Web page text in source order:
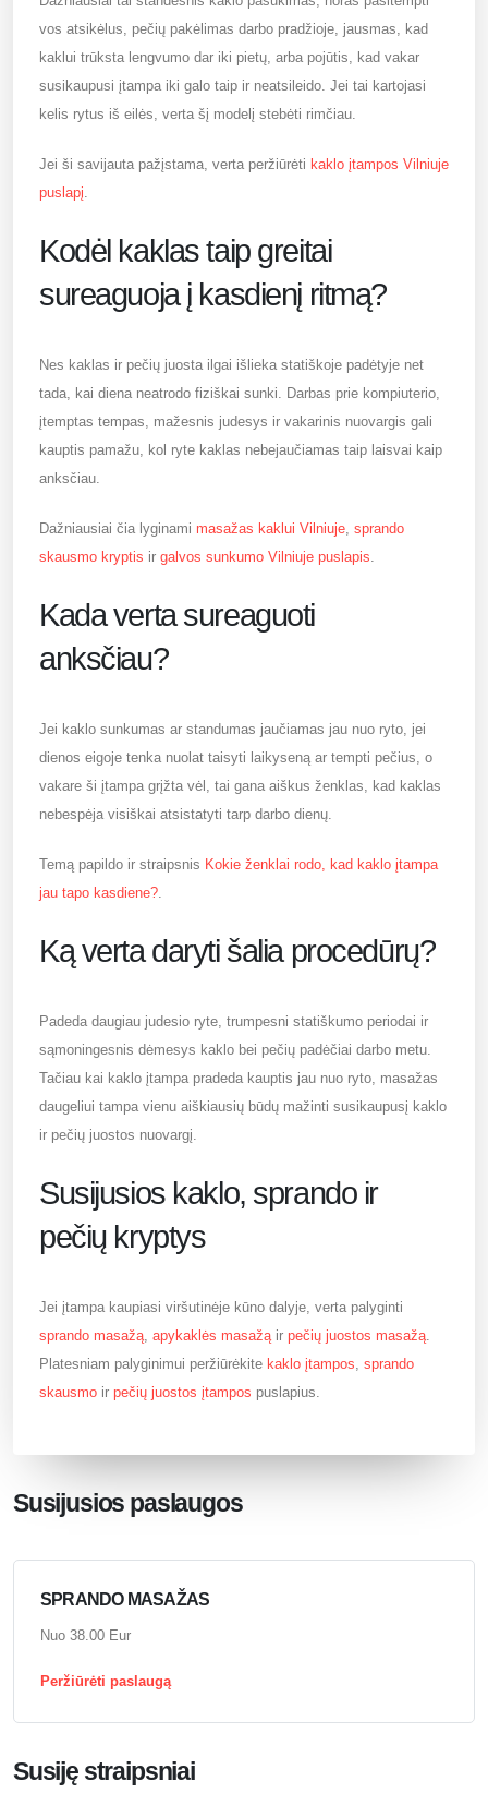
vos atsikėlus, pečių pakėlimas darbo pradžioje, jausmas, kad
kaklui trūksta lengvumo dar iki pietų, arba pojūtis, kad vakar
susikaupusi įtampa iki galo taip ir neatsileido. Jei tai kartojasi
kelis rytus iš eilės, verta šį modelį stebėti rimčiau.
Jei ši savijauta pažįstama, verta peržiūrėti kaklo įtampos Vilniuje
puslapį
Kodėl kaklas taip greitai
sureaguoja į kasdienį ritmą?
Nes kaklas ir pečių juosta ilgai išlieka statiškoje padėtyje net
tada, kai diena neatrodo fiziškai sunki. Darbas prie kompiuterio,
įtemptas tempas, mažesnis judesys ir vakarinis nuovargis gali
kauptis pamažu, kol ryte kaklas nebejaučiamas taip laisvai kaip
anksčiau.
Dažniausiai čia lyginami masažas kaklui Vilniuje sprando
skausmo kryptis ir galvos sunkumo Vilniuje puslapis
Kada verta sureaguoti
anksčiau?
Jei kaklo sunkumas ar standumas jaučiamas jau nuo ryto, jei
dienos eigoje tenka nuolat taisyti laikyseną ar tempti pečius, o
vakare ši įtampa grįžta vėl, tai gana aiškus ženklas, kad kaklas
nebespėja visiškai atsistatyti tarp darbo dienų.
Temą papildo ir straipsnis Kokie ženklai rodo, kad kaklo įtampa
jau tapo kasdiene?
Ką verta daryti šalia procedūrų?
Padeda daugiau judesio ryte, trumpesni statiškumo periodai ir
sąmoningesnis dėmesys kaklo bei pečių padėčiai darbo metu.
Tačiau kai kaklo įtampa pradeda kauptis jau nuo ryto, masažas
daugeliui tampa vienu aiškiausių būdų mažinti susikaupusį kaklo
ir pečių juostos nuovargį.
Susijusios kaklo, sprando ir
pečių kryptys
Jei įtampa kaupiasi viršutinėje kūno dalyje, verta palyginti
sprando masažą apykaklės masažą ir pečių juostos masažą
Platesniam palyginimui peržiūrėkite kaklo įtampos sprando
skausmo ir pečių juostos įtampos puslapius.
Susijusios paslaugos
SPRANDO MASAŽAS
Nuo 38.00 Eur
Peržiūrėti paslaugą
Susiję straipsniai